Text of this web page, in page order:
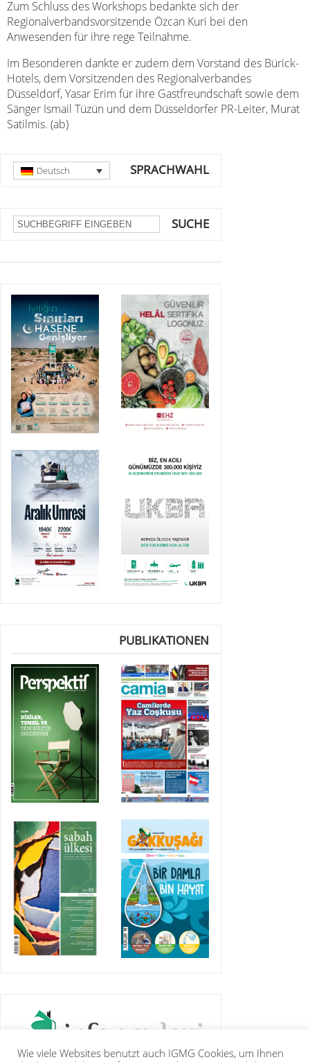
Zum Schluss des Workshops bedankte sich der
Regionalverbandsvorsitzende Özcan Kuri bei den
Anwesenden für ihre rege Teilnahme.
Im Besonderen dankte er zudem dem Vorstand des Bürick-
Hotels, dem Vorsitzenden des Regionalverbandes
Düsseldorf, Yasar Erim für ihre Gastfreundschaft sowie dem
Sänger Ismail Tüzün und dem Düsseldorfer PR-Leiter, Murat
Satilmis. (ab)
SPRACHWAHL
Deutsch
SUCHE
PUBLIKATIONEN
Wie viele Websites benutzt auch IGMG Cookies, um Ihnen